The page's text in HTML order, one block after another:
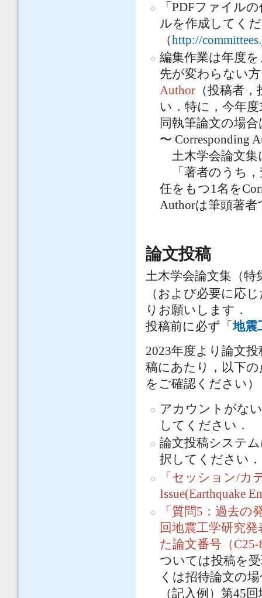
「PDFファイル
ルを作成してく
（http://
編集作業は年度
先が変わらない
Author （投稿者
い．特に，今年
同執筆論文の場
〜 Corresponding
土木学会論文集
「著者のうち，
任をもつ1名を
Authorは筆頭著
論文投稿
土木学会論文集（
（および必要に応
りお願いします．
投稿前に必ず「地震
2023年度より論文
稿にあたり，以下
をご確認ください）
アカウントがな
してください．
論文投稿システ
択してください．
「セッション/カ
Issue(Earthquake
「質問5：過去
回地震工学研究
た論文番号（
ついては投稿を
くは招待論文の
（記入例）第45